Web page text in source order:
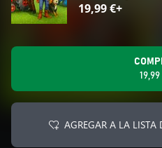
19,99 €+
AGREGAR A LA LISTA